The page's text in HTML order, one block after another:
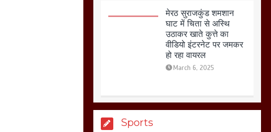
होलिका रखने पर लात मार
कर होलिका को किया तहस
नहस,मोहल्ले वालों के साथ
की गई गाली गलोच ,कहा
अगर रखी गई होली तो होगा
खून खराबा,
Sports